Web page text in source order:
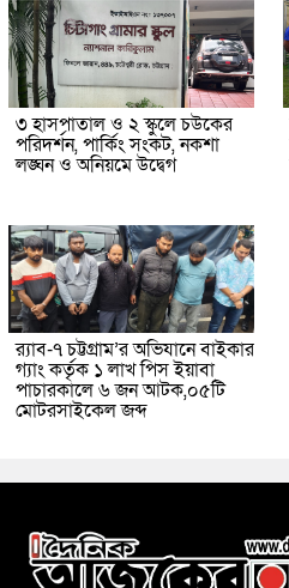
৩ হাসপাতাল ও ২ স্কুলে চউকের
পরিদর্শন, পার্কিং সংকট, নকশা
লঙ্ঘন ও অনিয়মে উদ্বেগ
র‌্যাব-৭ চট্টগ্রাম’র অভিযানে বাইকার
গ্যাং কর্তৃক ১ লাখ পিস ইয়াবা
পাচারকালে ৬ জন আটক,০৫টি
মোটরসাইকেল জব্দ